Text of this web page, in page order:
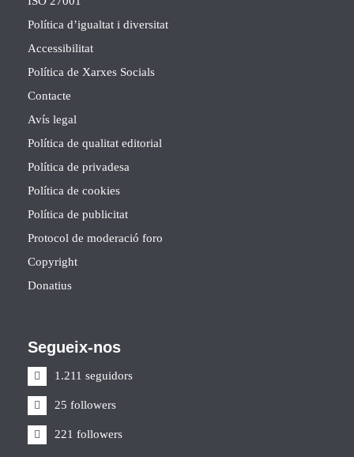
Política d’igualtat i diversitat
Accessibilitat
Política de Xarxes Socials
Contacte
Avís legal
Política de qualitat editorial
Política de privadesa
Política de cookies
Política de publicitat
Protocol de moderació foro
Copyright
Donatius
Segueix-nos
1.211 seguidors
25 followers
221 followers